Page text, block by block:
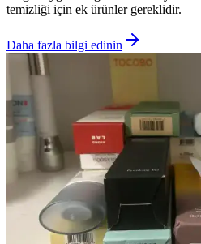
temizliği için ek ürünler gereklidir.
Daha fazla bilgi edinin